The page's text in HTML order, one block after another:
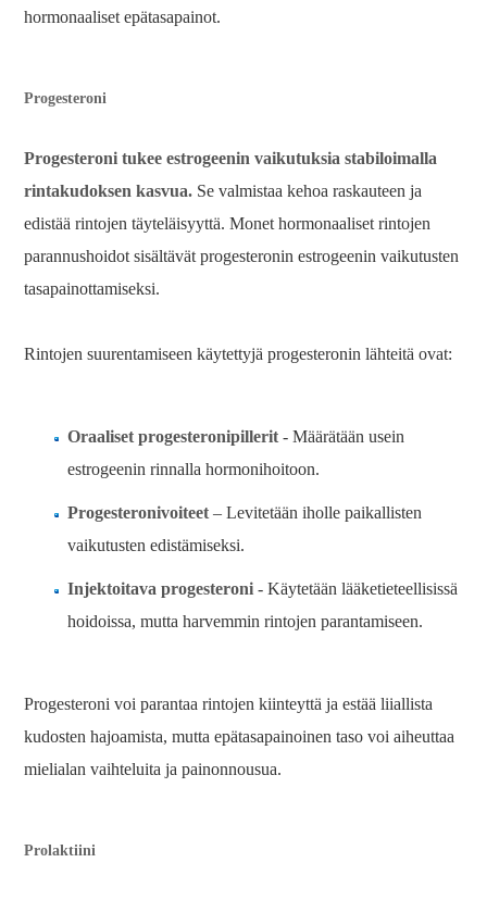
hormonaaliset epätasapainot.
Progesteroni
Progesteroni tukee estrogeenin vaikutuksia stabiloimalla
rintakudoksen kasvua. Se valmistaa kehoa raskauteen ja
edistää rintojen täyteläisyyttä. Monet hormonaaliset rintojen
parannushoidot sisältävät progesteronin estrogeenin vaikutusten
tasapainottamiseksi.
Rintojen suurentamiseen käytettyjä progesteronin lähteitä ovat:
Oraaliset progesteronipillerit - Määrätään usein
estrogeenin rinnalla hormonihoitoon.
Progesteronivoiteet – Levitetään iholle paikallisten
vaikutusten edistämiseksi.
Injektoitava progesteroni - Käytetään lääketieteellisissä
hoidoissa, mutta harvemmin rintojen parantamiseen.
Progesteroni voi parantaa rintojen kiinteyttä ja estää liiallista
kudosten hajoamista, mutta epätasapainoinen taso voi aiheuttaa
mielialan vaihteluita ja painonnousua.
Prolaktiini